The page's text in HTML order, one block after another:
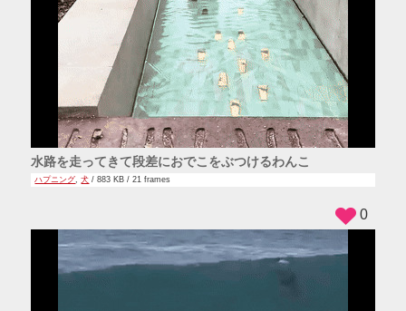
水路を走ってきて段差におでこをぶつけるわんこ
ハプニング,犬 / 883 KB / 21 frames
0